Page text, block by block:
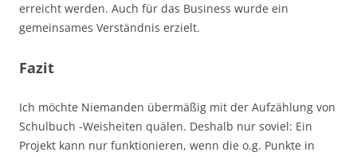
erreicht werden. Auch für das Business wurde ein
gemeinsames Verständnis erzielt.
Fazit
Ich möchte Niemanden übermäßig mit der Aufzählung von
Schulbuch -Weisheiten quälen. Deshalb nur soviel: Ein
Projekt kann nur funktionieren, wenn die o.g. Punkte in